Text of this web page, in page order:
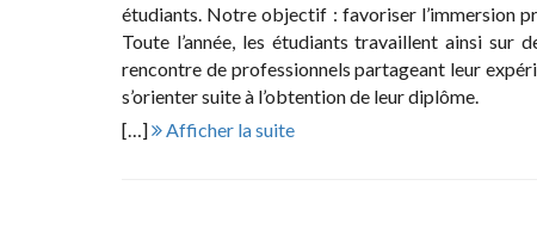
étudiants. Notre objectif : favoriser l’immersion
Toute l’année, les étudiants travaillent ainsi sur
rencontre de professionnels partageant leur
s’orienter suite à l’obtention de leur diplôme.
[…] Afficher la suite